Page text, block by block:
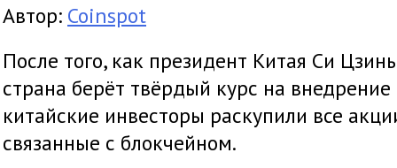
Автор: Coinspot
После того, как президент Китая Си
страна берёт твёрдый курс на
китайские инвесторы раскупили все
связанные с блокчейном.